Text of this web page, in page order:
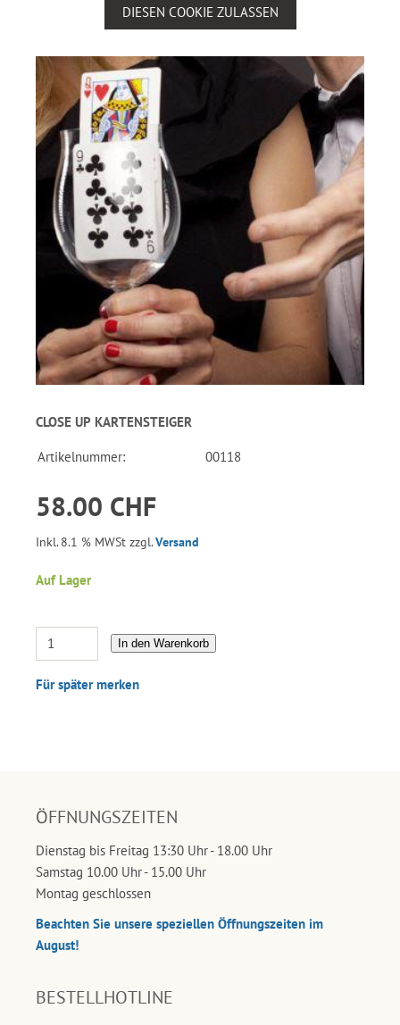
DIESEN COOKIE ZULASSEN
CLOSE UP KARTENSTEIGER
Artikelnummer: 00118
58.00 CHF
Inkl. 8.1 % MWSt zzgl.Versand
Auf Lager
In den Warenkorb
Für später merken
ÖFFNUNGSZEITEN
Dienstag bis Freitag 13:30 Uhr - 18.00 Uhr
Samstag 10.00 Uhr - 15.00 Uhr
Montag geschlossen
Beachten Sie unsere speziellen Öffnungszeiten im
August!
BESTELLHOTLINE